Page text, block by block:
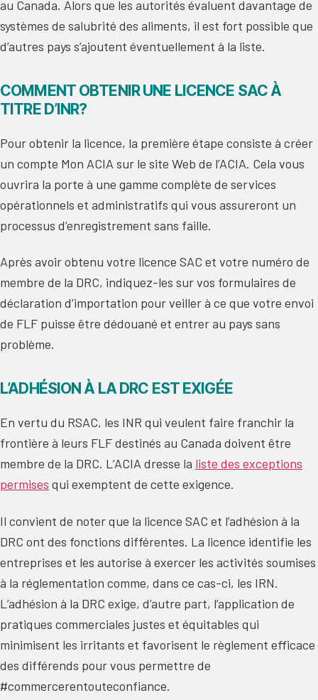
au Canada. Alors que les autorités évaluent davantage de
systèmes de salubrité des aliments, il est fort possible que
d’autres pays s’ajoutent éventuellement à la liste.
COMMENT OBTENIR UNE LICENCE SAC À
TITRE D’INR?
Pour obtenir la licence, la première étape consiste à créer
un compte Mon ACIA sur le site Web de l’ACIA. Cela vous
ouvrira la porte à une gamme complète de services
opérationnels et administratifs qui vous assureront un
processus d’enregistrement sans faille.
Après avoir obtenu votre licence SAC et votre numéro de
membre de la DRC, indiquez-les sur vos formulaires de
déclaration d’importation pour veiller à ce que votre envoi
de FLF puisse être dédouané et entrer au pays sans
problème.
L’ADHÉSION À LA DRC EST EXIGÉE
En vertu du RSAC, les INR qui veulent faire franchir la
frontière à leurs FLF destinés au Canada doivent être
membre de la DRC. L’ACIA dresse la liste des exceptions
permises qui exemptent de cette exigence.
Il convient de noter que la licence SAC et l’adhésion à la
DRC ont des fonctions différentes. La licence identifie les
entreprises et les autorise à exercer les activités soumises
à la réglementation comme, dans ce cas-ci, les IRN.
L’adhésion à la DRC exige, d’autre part, l’application de
pratiques commerciales justes et équitables qui
minimisent les irritants et favorisent le règlement efficace
des différends pour vous permettre de
#commercerentouteconfiance.